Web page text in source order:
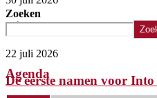
Killer komt met laatste
22 juli 2026
De eerste namen voor
Zoeken
Agenda